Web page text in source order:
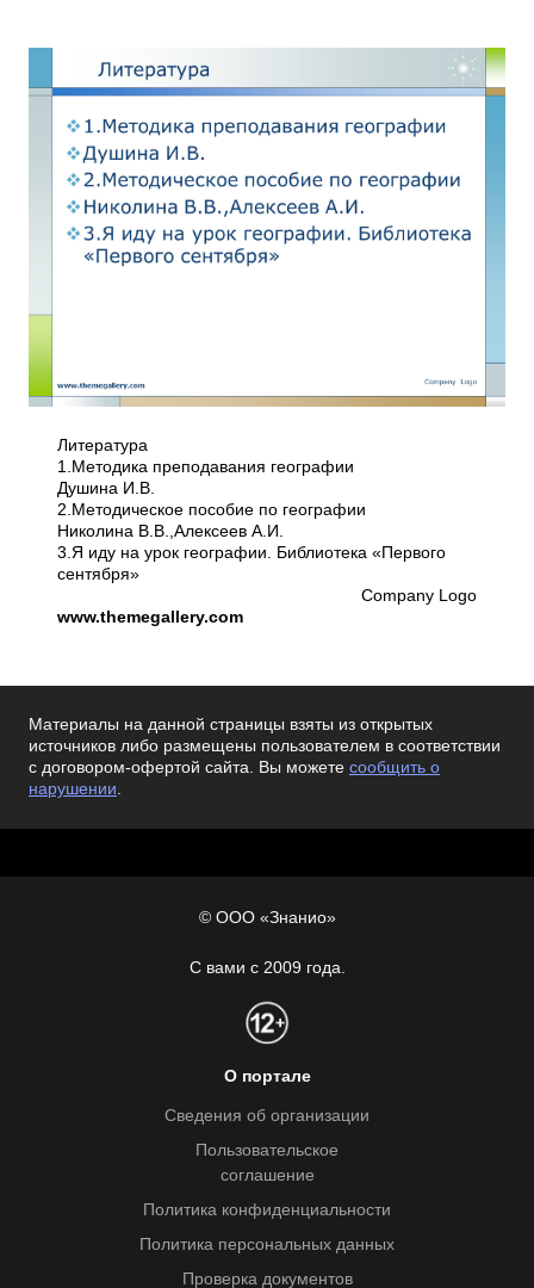
Литература
1.Методика преподавания географии
Душина И.В.
2.Методическое пособие по географии
Николина В.В.,Алексеев А.И.
3.Я иду на урок географии. Библиотека «Первого
сентября»
Company Logo
www.themegallery.com
Материалы на данной страницы взяты из открытых
источников либо размещены пользователем в соответствии
с договором-офертой сайта. Вы можете сообщить о
нарушении.
© ООО «Знанио»
С вами с 2009 года.
О портале
Сведения об организации
Пользовательское
соглашение
Политика конфиденциальности
Политика персональных данных
Проверка документов